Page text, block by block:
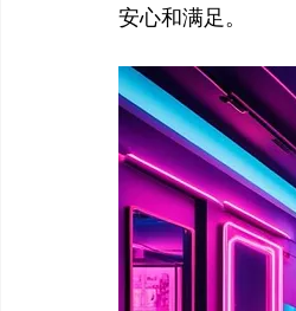
安心和满足。